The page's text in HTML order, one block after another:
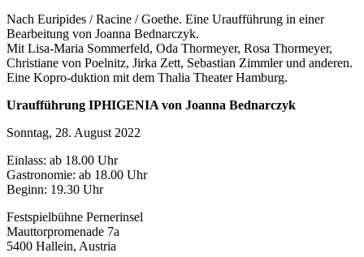
Nach Euripides / Racine / Goethe. Eine Uraufführung in einer
Bearbeitung von Joanna Bednarczyk.
Mit Lisa-Maria Sommerfeld, Oda Thormeyer, Rosa Thormeyer,
Christiane von Poelnitz, Jirka Zett, Sebastian Zimmler und anderen.
Eine Kopro-duktion mit dem Thalia Theater Hamburg.
Uraufführung IPHIGENIA von Joanna Bednarczyk
Sonntag, 28. August 2022
Einlass: ab 18.00 Uhr
Gastronomie: ab 18.00 Uhr
Beginn: 19.30 Uhr
Festspielbühne Pernerinsel
Mauttorpromenade 7a
5400 Hallein, Austria